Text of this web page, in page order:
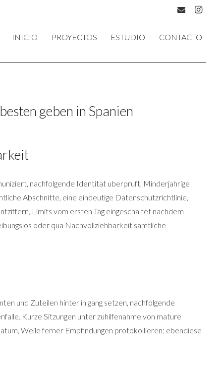
INICIO PROYECTOS ESTUDIO CONTACTO
geben in Spanien
nachfolgende Identitat uberpruft, Minderjahrige
Abschnitte, eine eindeutige Datenschutzrichtlinie,
Limits vom ersten Tag eingeschaltet nachdem
oder qua Nachvollziehbarkeit samtliche
und Zuteilen hinter in gang setzen, nachfolgende
Kurze Sitzungen unter zuhilfenahme von mature
Weile ferner Empfindungen protokollieren; ebendiese